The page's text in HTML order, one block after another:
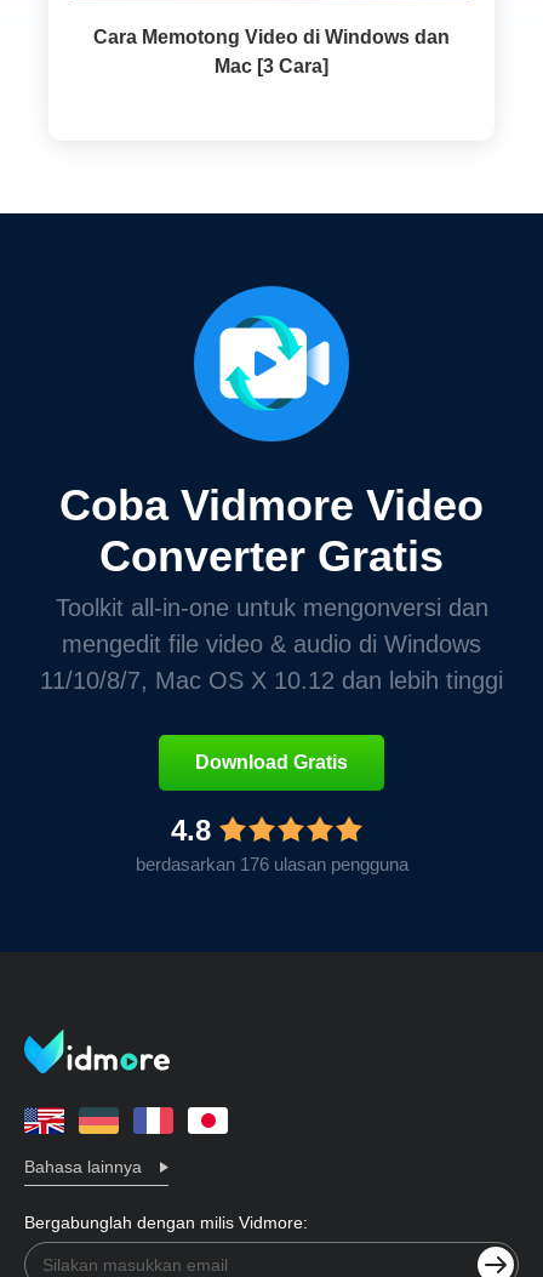
Cara Memotong Video di Windows dan
Mac [3 Cara]
Coba Vidmore Video
Converter Gratis
Toolkit all-in-one untuk mengonversi dan
mengedit file video & audio di Windows
11/10/8/7, Mac OS X 10.12 dan lebih tinggi
Download Gratis
4.8
berdasarkan 176 ulasan pengguna
Bahasa lainnya
Bergabunglah dengan milis Vidmore: